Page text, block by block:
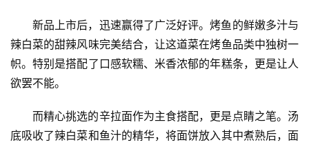
新品上市后，迅速赢得了广泛好评。烤鱼的鲜嫩多汁与
辣白菜的甜辣风味完美结合，让这道菜在烤鱼品类中独树一
帜。特别是搭配了口感软糯、米香浓郁的年糕条，更是让人
欲罢不能。
而精心挑选的辛拉面作为主食搭配，更是点睛之笔。汤
底吸收了辣白菜和鱼汁的精华，将面饼放入其中煮熟后，面